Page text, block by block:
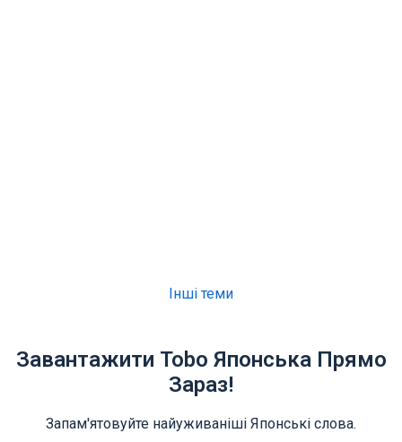
Інші теми
Завантажити Tobo Японська Прямо
Зараз!
Запам'ятовуйте найуживаніші Японські слова.